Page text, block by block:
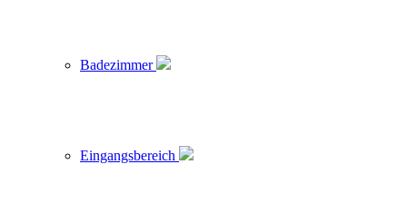
Badezimmer
Eingangsbereich